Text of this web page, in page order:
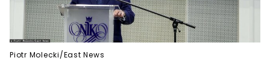
Piotr Molecki/East News